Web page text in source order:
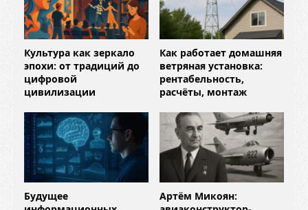
Культура как зеркало
эпохи: от традиций до
цифровой
цивилизации
Как работает домашняя
ветряная установка:
рентабельность,
расчёты, монтаж
Будущее
Артём Микоян: